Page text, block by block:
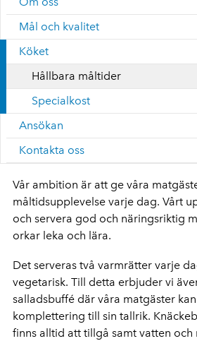
Mål och kvalitet
Köket
Hållbara måltider
Specialkost
Ansökan
Kontakta oss
Vår ambition är att ge våra
måltidsupplevelse varje dag. Vårt
och servera god och näringsriktig
orkar leka och lära.
Det serveras två varmrätter varje
vegetarisk. Till detta erbjuder vi
salladsbuffé där våra matgäster
komplettering till sin tallrik.
finns alltid att tillgå samt vatten och